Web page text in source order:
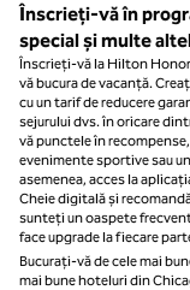
Înscrieți-vă în
special și multe
Înscrieți-vă la Hilton
vă bucura de vacanță.
cu un tarif de reducere
sejurului dvs. în oricare
vă punctele în
evenimente sportive sau
asemenea, acces la
Cheie digitală și
sunteți un oaspete
face upgrade la fiecare
Bucurați-vă de cele mai
mai bune hoteluri din